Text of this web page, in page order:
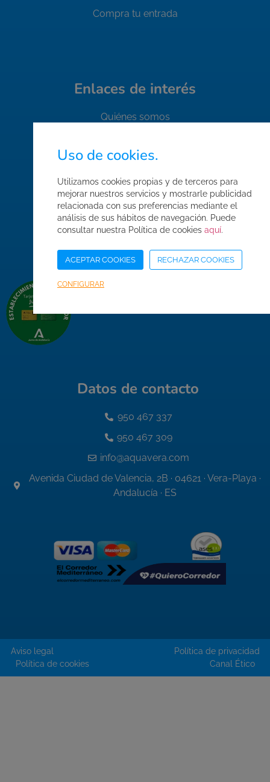
Compra tu entrada
Enlaces de interés
Quiénes somos
Trabaja con nosotros
FAQ's
Normas de seguridad
Condiciones de compra
Acceso Área Corporativa
Datos de contacto
950 467 337
950 467 309
info@aquavera.com
Avenida Ciudad de Valencia, 2B · 04621 · Vera-Playa ·
Andalucía · ES
Aviso legal
Política de privacidad
Política de cookies
Canal Ético
Uso de cookies.
Utilizamos cookies propias y de terceros para
mejorar nuestros servicios y mostrarle publicidad
relacionada con sus preferencias mediante el
análisis de sus hábitos de navegación. Puede
consultar nuestra Política de cookies aquí.
ACEPTAR COOKIES RECHAZAR COOKIES
CONFIGURAR